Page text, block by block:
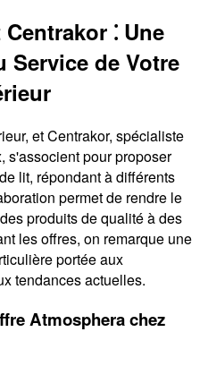
⁚ Une
Service de Votre
et Centrakor, spécialiste
s'associent pour proposer
lit, répondant à différents
permet de rendre le
produits de qualité à des
les offres, on remarque une
portée aux
tendances actuelles.
Atmosphera chez